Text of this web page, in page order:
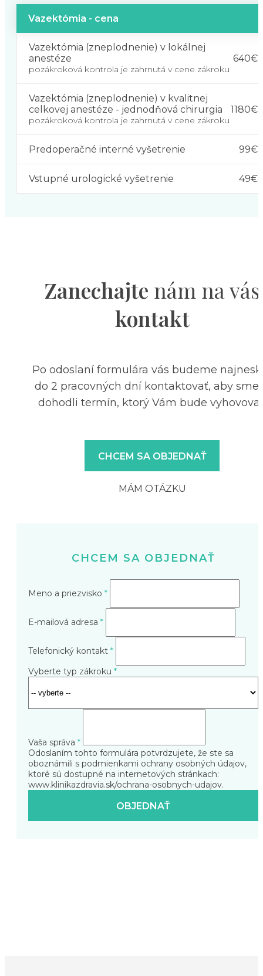
Vazektómia - cena
Vazektómia (zneplodnenie) v lokálnej
anestéze
pozákroková kontrola je zahrnutá v cene zákroku
640€
Vazektómia (zneplodnenie) v kvalitnej
celkovej anestéze - jednodňová chirurgia
pozákroková kontrola je zahrnutá v cene zákroku
1180€
Predoperačné interné vyšetrenie 99€
Vstupné urologické vyšetrenie 49€
Zanechajte nám na vás
kontakt
Po odoslaní formulára vás budeme
do 2 pracovných dní kontaktovať, aby sme
dohodli termín, ktorý Vám bude
CHCEM SA OBJEDNAŤ
MÁM OTÁZKU
CHCEM SA OBJEDNAŤ
Meno a priezvisko *
E-mailová adresa *
Telefonický kontakt *
Vyberte typ zákroku *
Vaša správa *
Odoslaním tohto formulára potvrdzujete, že ste sa
oboznámili s podmienkami ochrany osobných údajov,
ktoré sú dostupné na internetových stránkach:
www.klinikazdravia.sk/ochrana-osobnych-udajov.
OBJEDNAŤ